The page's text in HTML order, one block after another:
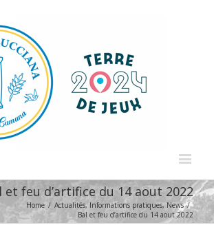
et feu d’artifice du 14 aout 2022
Home / Actualités, Informations pratiques, News /
Bal et feu d’artifice du 14 aout 2022